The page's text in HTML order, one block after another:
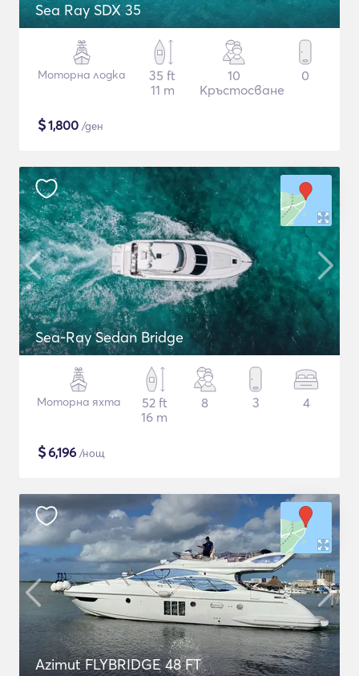
Sea Ray SDX 35
Моторна лодка
35 ft
11 m
10
Кръстосване
0
$1,800 /ден
Sea-Ray Sedan Bridge
Моторна яхта
52 ft
16 m
8 3 4
$6,196 /нощ
Azimut FLYBRIDGE 48 FT